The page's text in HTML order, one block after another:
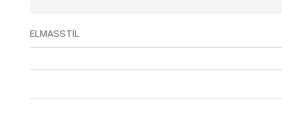
ELMASSTİL